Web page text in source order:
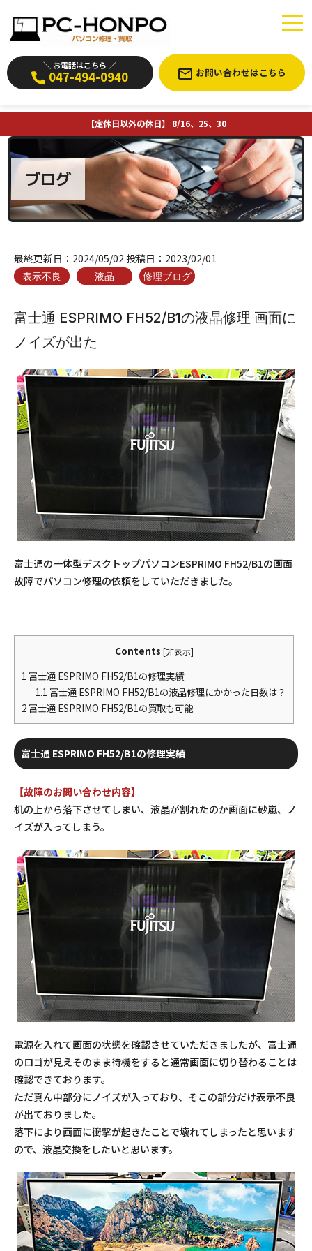
＼ お電話はこちら ／
047-494-0940 お問い合わせはこちら
【定休日以外の休日】 8/16、25、30
ブログ
最終更新日： 2024/05/02 投稿日： 2023/02/01
表示不良 液晶 修理ブログ
富士通 ESPRIMO FH52/B1の液晶修理 画面に
ノイズが出た
富士通の一体型デスクトップパソコンESPRIMO FH52/B1の画面
故障でパソコン修理の依頼をしていただきました。
Contents [非表示]
1 富士通 ESPRIMO FH52/B1の修理実績
1.1 富士通 ESPRIMO FH52/B1の液晶修理にかかった日数は？
2 富士通 ESPRIMO FH52/B1の買取も可能
富士通 ESPRIMO FH52/B1の修理実績
【故障のお問い合わせ内容】
机の上から落下させてしまい、液晶が割れたのか画面に砂嵐、ノ
イズが入ってしまう。
電源を入れて画面の状態を確認させていただきましたが、富士通
のロゴが見えそのまま待機をすると通常画面に切り替わることは
確認できております。
ただ真ん中部分にノイズが入っており、そこの部分だけ表示不良
が出ておりました。
落下により画面に衝撃が起きたことで壊れてしまったと思います
ので、液晶交換をしたいと思います。